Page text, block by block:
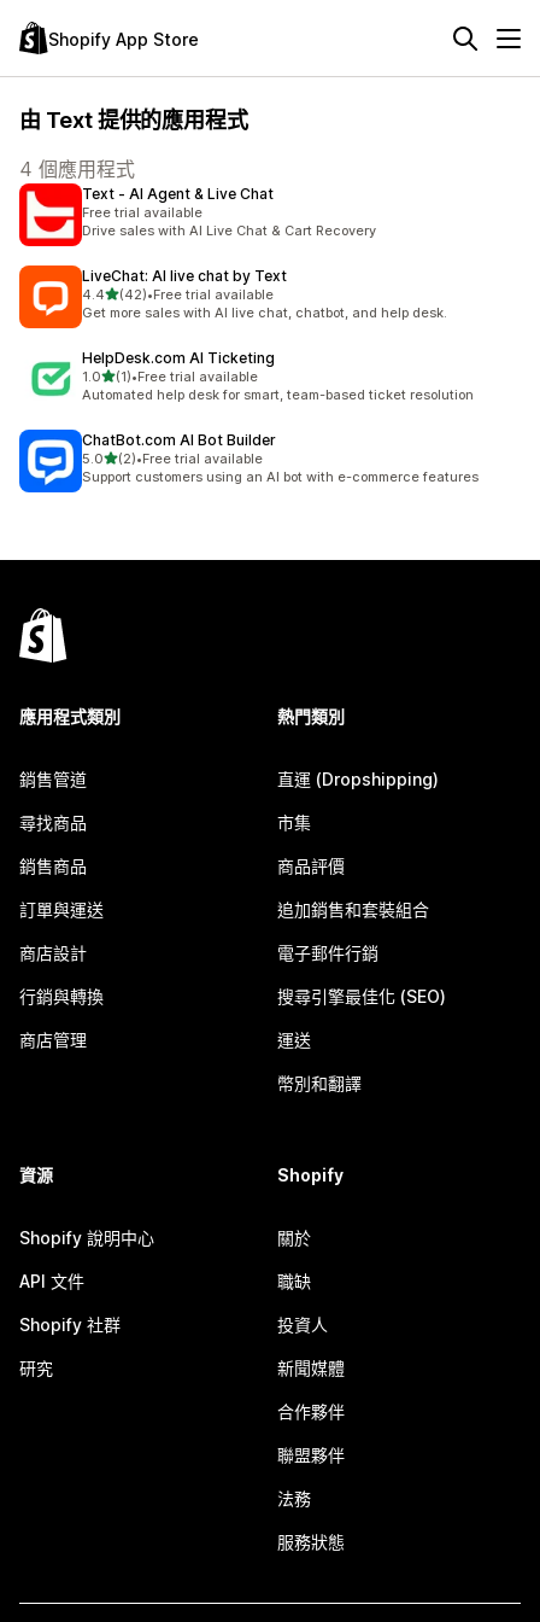
Shopify App Store
由 Text 提供的應用程式
4 個應用程式
Text ‑ AI Agent & Live Chat
Free trial available
Drive sales with AI Live Chat & Cart Recovery
LiveChat: AI live chat by Text
4.4滿分 5 顆星
(42)
共有 42 則評價
•Free trial available
Get more sales with AI live chat, chatbot, and help desk.
HelpDesk.com AI Ticketing
1.0滿分 5 顆星
(1)
共有 1 則評價
•Free trial available
Automated help desk for smart, team-based ticket resolution
ChatBot.com AI Bot Builder
5.0滿分 5 顆星
(2)
共有 2 則評價
•Free trial available
Support customers using an AI bot with e-commerce features
應用程式類別
銷售管道
尋找商品
銷售商品
訂單與運送
商店設計
行銷與轉換
商店管理
熱門類別
直運 (Dropshipping)
市集
商品評價
追加銷售和套裝組合
電子郵件行銷
搜尋引擎最佳化 (SEO)
運送
幣別和翻譯
資源
Shopify 說明中心
API 文件
Shopify 社群
研究
Shopify
關於
職缺
投資人
新聞媒體
合作夥伴
聯盟夥伴
法務
服務狀態